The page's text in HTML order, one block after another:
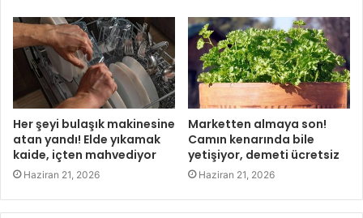
Her şeyi bulaşık makinesine
atan yandı! Elde yıkamak
kaide, içten mahvediyor
Haziran 21, 2026
Marketten almaya son!
Camın kenarında bile
yetişiyor, demeti ücretsiz
Haziran 21, 2026